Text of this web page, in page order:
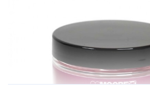
zarówno smak, jak i wyciek atraktorów, co
wyborem dla karpiarzy dążących do